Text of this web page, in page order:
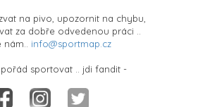
na pivo, upozornit na chybu,
za dobře odvedenou práci ..
nám.. info@sportmap.cz
sportovat .. jdi fandit -